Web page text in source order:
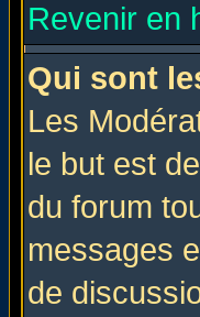
Revenir en
Qui sont
Les
le but est
du forum
messages
de